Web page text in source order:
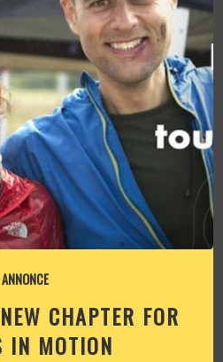
ANNONCE
CHAPTER FOR
IN MOTION